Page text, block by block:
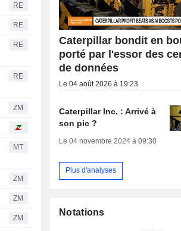
RE
RE
RE
RE
ZM
MT
ZM
ZM
ZM
Caterpillar bondit en
porté par l'essor des
de données
Le 04 août 2026 à 19:23
Caterpillar Inc. : Arrivé à
son pic ?
Le 04 novembre 2024 à 09:30
Plus d'analyses
Notations